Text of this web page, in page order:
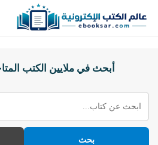
أبحث في ملايين الكتب
بحث